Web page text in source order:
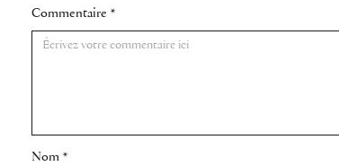
Commentaire *
Nom *